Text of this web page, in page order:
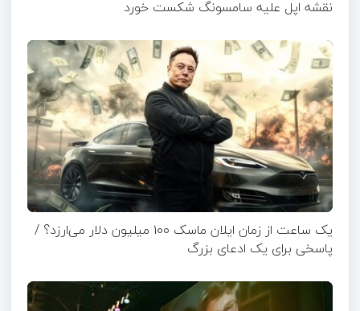
نقشه اپل علیه سامسونگ شکست خورد
یک ساعت از زمان ایلان ماسک ۱۰۰ میلیون دلار می‌ارزد؟ /
پاسخی برای یک ادعای بزرگ